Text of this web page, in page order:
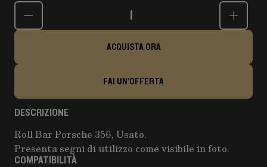
Quantità
ACQUISTA ORA
FAI UN'OFFERTA
DESCRIZIONE
Roll Bar Porsche 356, Usato.
Presenta segni di utilizzo come visibile in foto.
COMPATIBILITÀ